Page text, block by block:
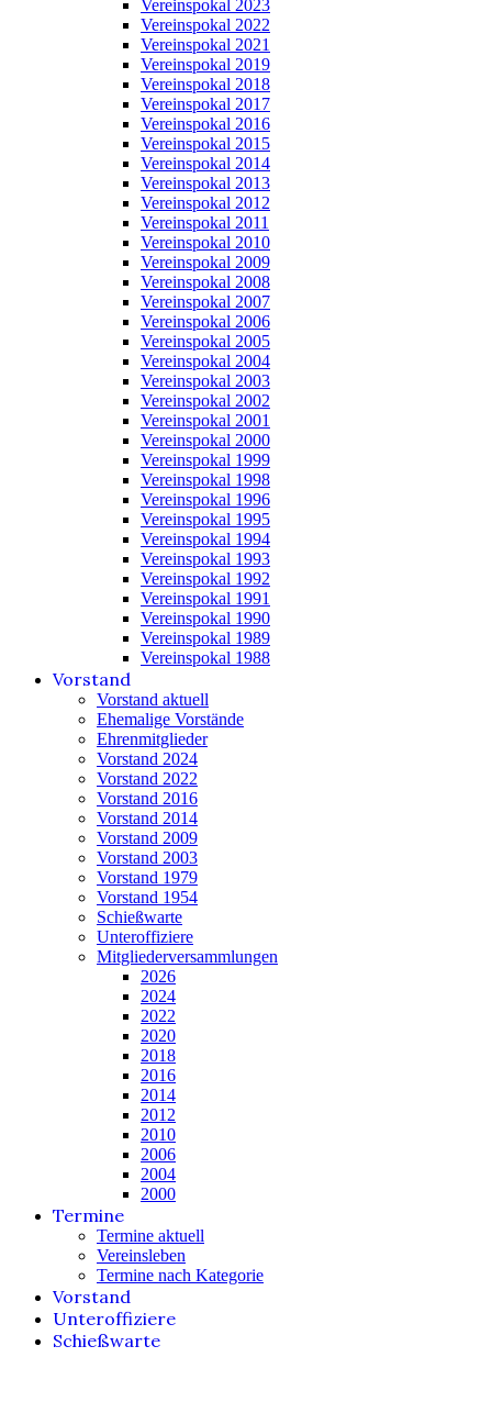
Vereinspokal 2023
Vereinspokal 2022
Vereinspokal 2021
Vereinspokal 2019
Vereinspokal 2018
Vereinspokal 2017
Vereinspokal 2016
Vereinspokal 2015
Vereinspokal 2014
Vereinspokal 2013
Vereinspokal 2012
Vereinspokal 2011
Vereinspokal 2010
Vereinspokal 2009
Vereinspokal 2008
Vereinspokal 2007
Vereinspokal 2006
Vereinspokal 2005
Vereinspokal 2004
Vereinspokal 2003
Vereinspokal 2002
Vereinspokal 2001
Vereinspokal 2000
Vereinspokal 1999
Vereinspokal 1998
Vereinspokal 1996
Vereinspokal 1995
Vereinspokal 1994
Vereinspokal 1993
Vereinspokal 1992
Vereinspokal 1991
Vereinspokal 1990
Vereinspokal 1989
Vereinspokal 1988
Vorstand
Vorstand aktuell
Ehemalige Vorstände
Ehrenmitglieder
Vorstand 2024
Vorstand 2022
Vorstand 2016
Vorstand 2014
Vorstand 2009
Vorstand 2003
Vorstand 1979
Vorstand 1954
Schießwarte
Unteroffiziere
Mitgliederversammlungen
2026
2024
2022
2020
2018
2016
2014
2012
2010
2006
2004
2000
Termine
Termine aktuell
Vereinsleben
Termine nach Kategorie
Vorstand
Unteroffiziere
Schießwarte